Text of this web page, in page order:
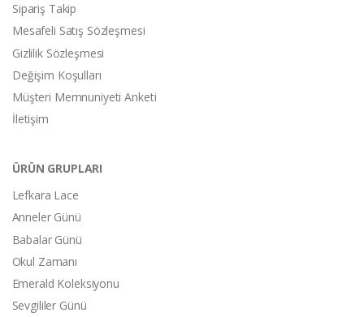
Sipariş Takip
Mesafeli Satış Sözleşmesi
Gizlilik Sözleşmesi
Değişim Koşulları
Müşteri Memnuniyeti Anketi
İletişim
ÜRÜN GRUPLARI
Lefkara Lace
Anneler Günü
Babalar Günü
Okul Zamanı
Emerald Koleksiyonu
Sevgililer Günü